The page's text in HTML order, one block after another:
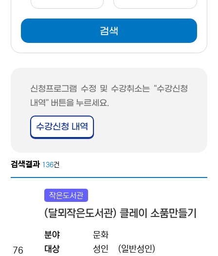
검색
신청프로그램 수정 및 수강취소는 "수강신청
내역" 버튼을 누르세요.
수강신청 내역
검색결과 136건
76
작은도서관
(달뫼작은도서관) 클레이 소품만들기
분야
문화
대상
성인
(일반성인)